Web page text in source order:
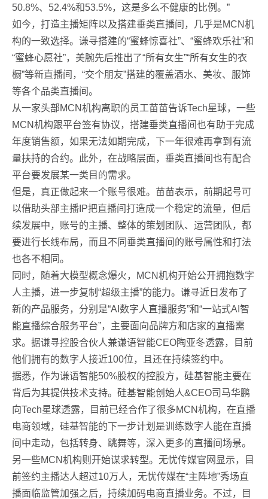
50.8%、52.4%和53.5%，这是多么不健康的比例。”
如今，打造主播矩阵以及搭建垂类直播间，几乎是MCN机
构的一致选择。谦寻搭建的“蜜蜂惊喜社”、“蜜蜂欢乐社”和
“蜜蜂心愿社”，美腕先后推出了“所有女生”“所有女生的衣
橱”等新直播间，“交个朋友”搭建的覆盖酒水、美妆、服饰
等各个品类直播间。
从一家头部MCN机构离职的员工苗苗告诉Tech星球，一些
MCN机构跟平台签有协议，搭建垂类直播间也有助于完成
年度销售额，如果无法如期完成，下一年很难再拿到有流
量扶持的合约。此外，在战略层面，垂类直播间也有配合
平台要发展某一类目的需求。
但是，真正做起来一个账号很难。苗苗表示，前期起号可
以借助头部主播IP把直播间打造成一个稳定的流量，但后
续发展中，账号的主播、整体的策划团队、运营团队，都
要进行长线布局，而且不同垂类直播间的账号属性和打法
也各不相同。
同时，随着大模型概念爆火，MCN机构开始公开拥抱数字
人主播，进一步复制“超级主播”的能力。谦寻近日发布了
新的产品服务，分别是“AI数字人直播服务”和“一站式AI智
能直播综合服务平台”，主要面向品牌方和店家的直播需
求。据谦寻控股合伙人兼谦语智能CEO陶亚冬透露，目前
他们拥有的数字人接近100位，且还在持续签约中。
据悉，作为谦语智能50%股权的控股方，硅基智能主要在
背后为其提供技术支持。硅基智能创始人&CEO司马华鹏
向Tech星球透露，目前已经合作了很多MCN机构，在直播
电商领域，硅基智能的下一步计划是训练数字人能在直播
间中走动，包括转身、跳舞等，深入更多的直播间场景。
另一些MCN机构则开始谋求转型。无忧传媒官网显示，目
前签约主播达人超过10万人，无忧传媒在“主阵地”秀场直
播面临监管加强之后，持续加码电商直播业务。不过，目